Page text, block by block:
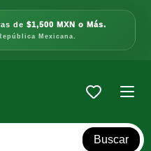
de $1,500 MXN o Más.
Mexicana.
Buscar